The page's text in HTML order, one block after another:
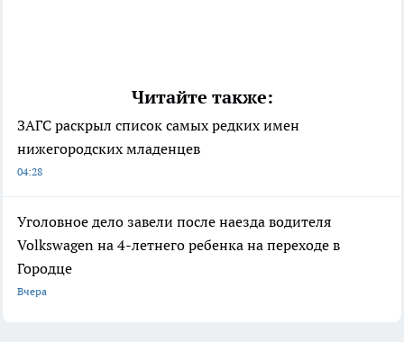
Читайте также:
ЗАГС раскрыл список самых редких имен
нижегородских младенцев
04:28
Уголовное дело завели после наезда водителя
Volkswagen на 4-летнего ребенка на переходе в
Городце
Вчера